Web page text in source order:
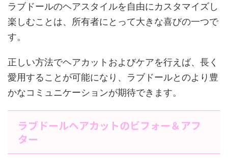
ラブドールのヘアスタイルを自由にカスタマイズし
楽しむことは、所有者にとって大きな喜びの一つで
す。
正しい方法でヘアカットおよびケアを行えば、長く
愛用することが可能になり、ラブドールとのより豊
かなコミュニケーションが期待できます。
ラブドールヘアカットのビフォー＆アフ
ター